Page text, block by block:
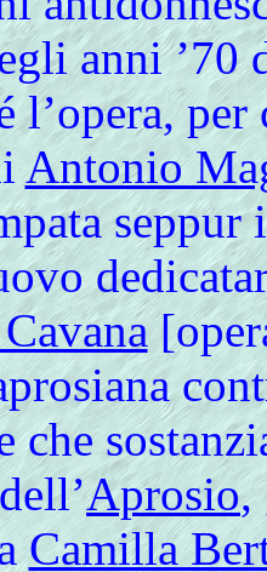
anni ’70
l’opera,
Antonio
che
Aprosio,
Camilla